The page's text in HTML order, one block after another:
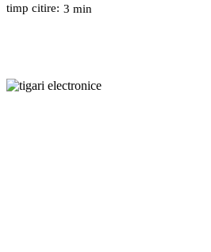
timp citire: 3 min